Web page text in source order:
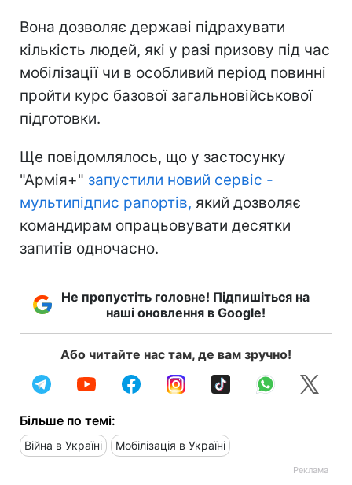
Вона дозволяє державі підрахувати
кількість людей, які у разі призову під час
мобілізації чи в особливий період повинні
пройти курс базової загальновійськової
підготовки.
Ще повідомлялось, що у застосунку
"Армія+" запустили новий сервіс -
мультипідпис рапортів, який дозволяє
командирам опрацьовувати десятки
запитів одночасно.
Не пропустіть головне! Підпишіться на
наші оновлення в Google!
Або читайте нас там, де вам зручно!
Більше по темі:
Війна в Україні Мобілізація в Україні